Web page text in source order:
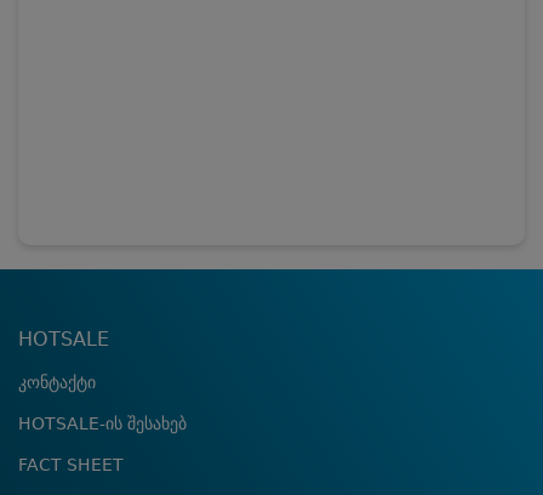
HOTSALE
კონტაქტი
HOTSALE-ის შესახებ
FACT SHEET